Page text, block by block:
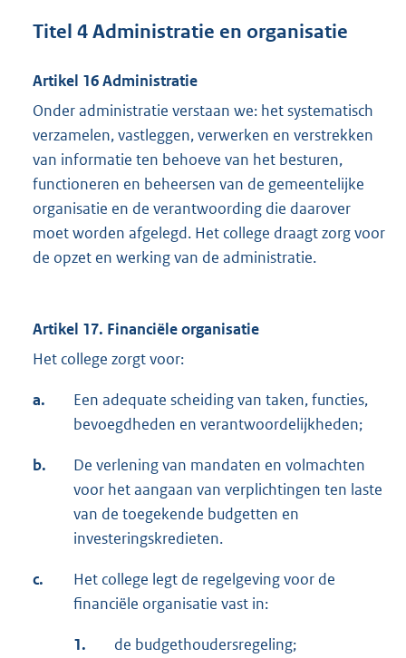
Titel 4 Administratie en organisatie
Artikel 16 Administratie
Onder administratie verstaan we: het systematisch
verzamelen, vastleggen, verwerken en verstrekken
van informatie ten behoeve van het besturen,
functioneren en beheersen van de gemeentelijke
organisatie en de verantwoording die daarover
moet worden afgelegd. Het college draagt zorg voor
de opzet en werking van de administratie.
Artikel 17. Financiële organisatie
Het college zorgt voor:
a.
Een adequate scheiding van taken, functies,
bevoegdheden en verantwoordelijkheden;
b.
De verlening van mandaten en volmachten
voor het aangaan van verplichtingen ten laste
van de toegekende budgetten en
investeringskredieten.
c.
Het college legt de regelgeving voor de
financiële organisatie vast in:
1. de budgethoudersregeling;